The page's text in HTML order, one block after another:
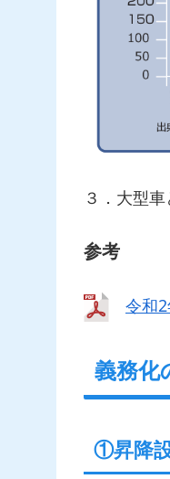
３．大型
参考
令和
義務化
①昇降